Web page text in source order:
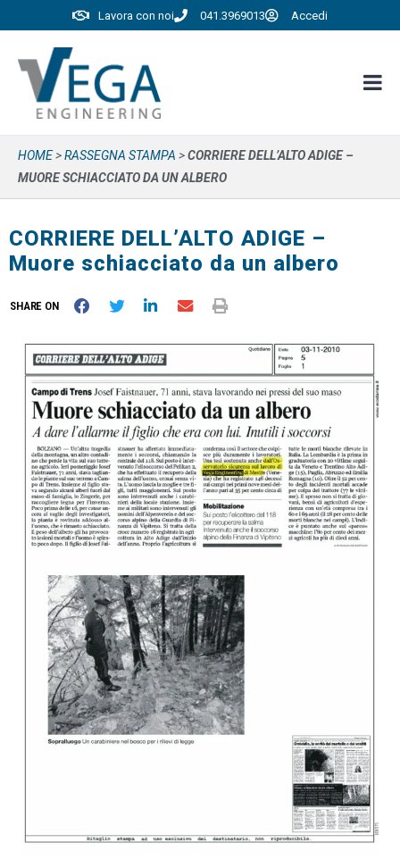
Lavora con noi 041.3969013 Accedi
HOME>RASSEGNA STAMPA >CORRIERE DELL’ALTO ADIGE –
MUORE SCHIACCIATO DA UN ALBERO
CORRIERE DELL’ALTO ADIGE –
Muore schiacciato da un albero
SHARE ON